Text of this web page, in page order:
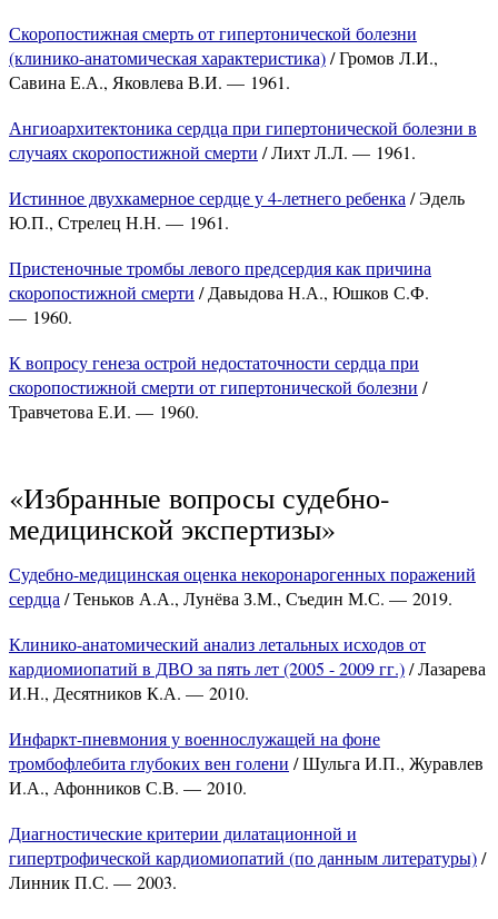
Скоропостижная смерть от гипертонической болезни
(клинико-анатомическая характеристика)/ Громов Л.И.,
Савина Е.А., Яковлева В.И. — 1961.
Ангиоархитектоника сердца при гипертонической болезни в
случаях скоропостижной смерти / Лихт Л.Л. — 1961.
Истинное двухкамерное сердце у 4-летнего ребенка / Эдель
Ю.П., Стрелец Н.Н. — 1961.
Пристеночные тромбы левого предсердия как причина
скоропостижной смерти / Давыдова Н.А., Юшков С.Ф.
— 1960.
К вопросу генеза острой недостаточности сердца при
скоропостижной смерти от гипертонической болезни /
Травчетова Е.И. — 1960.
«Избранные вопросы судебно-
медицинской экспертизы»
Судебно-медицинская оценка некоронарогенных поражений
сердца / Теньков А.А., Лунёва З.М., Съедин М.С. — 2019.
Клинико-анатомический анализ летальных исходов от
кардиомиопатий в ДВО за пять лет (2005 - 2009 гг.)/ Лазарева
И.Н., Десятников К.А. — 2010.
Инфаркт-пневмония у военнослужащей на фоне
тромбофлебита глубоких вен голени / Шульга И.П., Журавлев
И.А., Афонников С.В. — 2010.
Диагностические критерии дилатационной и
гипертрофической кардиомиопатий (по данным литературы)/
Линник П.С. — 2003.